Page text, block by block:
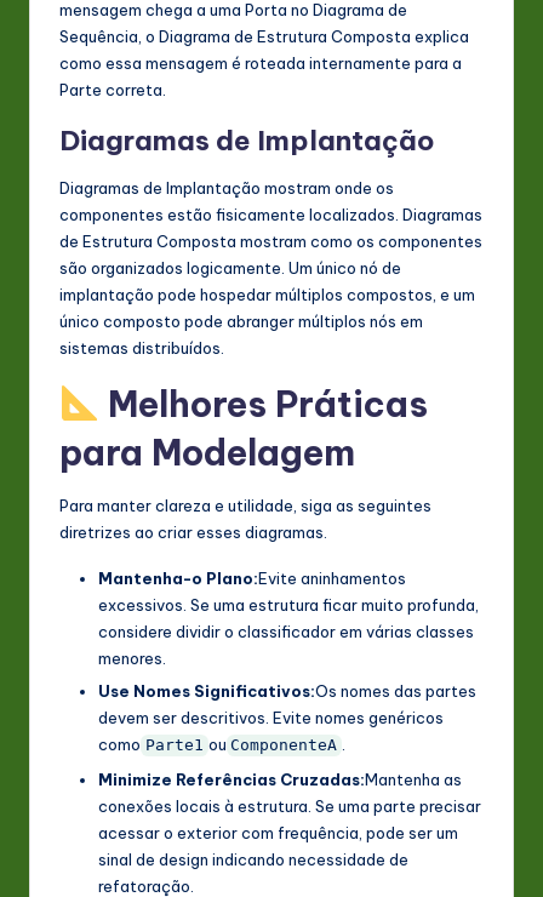
mensagem chega a uma Porta no Diagrama de
Sequência, o Diagrama de Estrutura Composta explica
como essa mensagem é roteada internamente para a
Parte correta.
Diagramas de Implantação
Diagramas de Implantação mostram onde os
componentes estão fisicamente localizados. Diagramas
de Estrutura Composta mostram como os componentes
são organizados logicamente. Um único nó de
implantação pode hospedar múltiplos compostos, e um
único composto pode abranger múltiplos nós em
sistemas distribuídos.
Melhores Práticas
para Modelagem
Para manter clareza e utilidade, siga as seguintes
diretrizes ao criar esses diagramas.
Mantenha-o Plano:Evite aninhamentos
excessivos. Se uma estrutura ficar muito profunda,
considere dividir o classificador em várias classes
menores.
Use Nomes Significativos:Os nomes das partes
devem ser descritivos. Evite nomes genéricos
como Parte1 ou ComponenteA .
Minimize Referências Cruzadas:Mantenha as
conexões locais à estrutura. Se uma parte precisar
acessar o exterior com frequência, pode ser um
sinal de design indicando necessidade de
refatoração.